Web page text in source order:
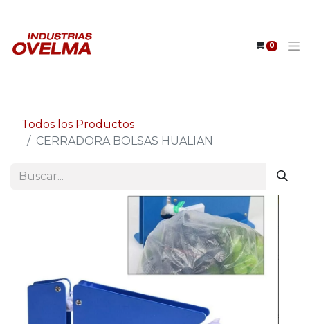
0
Todos los Productos
CERRADORA BOLSAS HUALIAN